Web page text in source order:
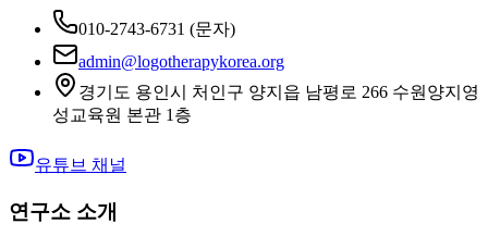
010-2743-6731 (문자)
admin@logotherapykorea.org
경기도 용인시 처인구 양지읍 남평로 266 수원양지영
성교육원 본관 1층
유튜브 채널
연구소 소개